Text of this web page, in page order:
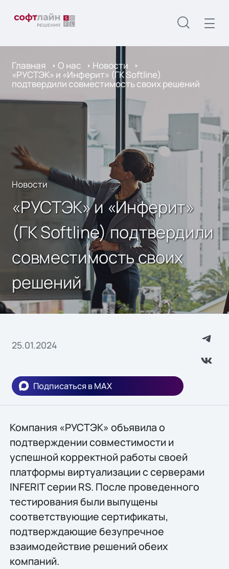
Главная О нас Новости
«РУСТЭК» и «Инферит» (ГК Softline)
подтвердили совместимость своих решений
Новости
«РУСТЭК» и «Инферит»
(ГК Softline) подтвердили
совместимость своих
решений
25.01.2024
Подписаться в MAX
Компания «РУСТЭК» объявила о
подтверждении совместимости и
успешной корректной работы своей
платформы виртуализации с серверами
INFERIT серии RS. После проведенного
тестирования были выпущены
соответствующие сертификаты,
подтверждающие безупречное
взаимодействие решений обеих
компаний.